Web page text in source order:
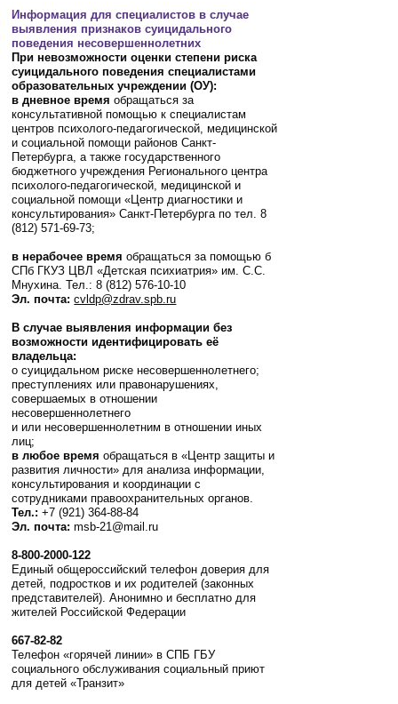
Информация для специалистов в случае
выявления признаков суицидального
поведения несовершеннолетних
При невозможности оценки степени риска
суицидального поведения специалистами
образовательных учреждении (ОУ):
в дневное время обращаться за
консультативной помощью к специалистам
центров психолого-педагогической, медицинской
и социальной помощи районов Санкт-
Петербурга, а также государственного
бюджетного учреждения Регионального центра
психолого-педагогической, медицинской и
социальной помощи «Центр диагностики и
консультирования» Санкт-Петербурга по тел. 8
(812) 571-69-73;
в нерабочее времяобращаться за помощью б
СПб ГКУЗ ЦВЛ «Детская психиатрия» им. С.С.
Мнухина. Тел.: 8 (812) 576-10-10
Эл. почта:cvldp@zdrav.spb.ru
В случае выявления информации без
возможности идентифицировать её
владельца:
о суицидальном риске несовершеннолетнего;
преступлениях или правонарушениях,
совершаемых в отношении
несовершеннолетнего
и или несовершеннолетним в отношении иных
лиц;
в любое времяобращаться в «Центр защиты и
развития личности» для анализа информации,
консультирования и координации с
сотрудниками правоохранительных органов.
Тел.:+7 (921) 364-88-84
Эл. почта: msb-21@mail.ru
8-800-2000-122
Единый общероссийский телефон доверия для
детей, подростков и их родителей (законных
представителей). Анонимно и бесплатно для
жителей Российской Федерации
667-82-82
Телефон «горячей линии» в СПБ ГБУ
социального обслуживания социальный приют
для детей «Транзит»